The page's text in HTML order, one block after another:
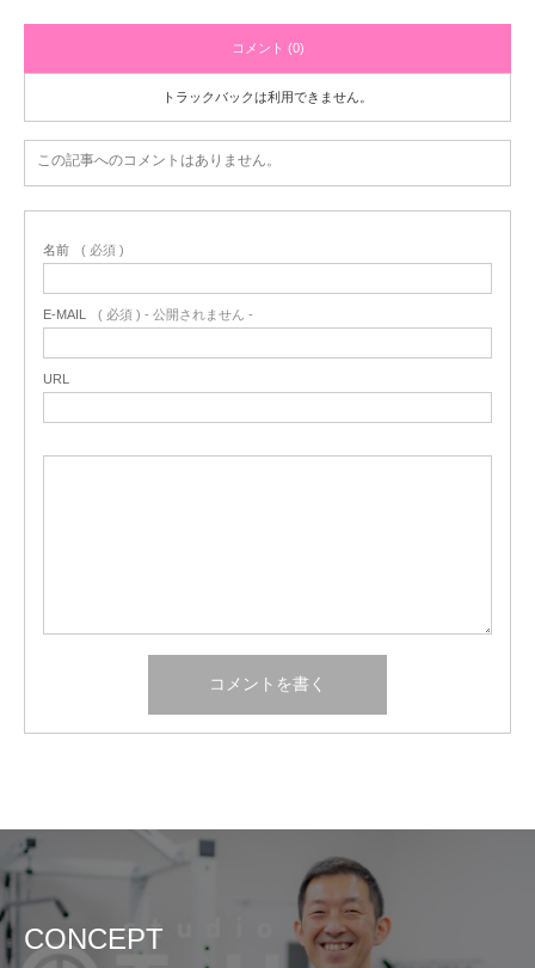
コメント (0)
トラックバックは利用できません。
この記事へのコメントはありません。
名前 ( 必須 )
E-MAIL ( 必須 ) - 公開されません -
URL
CONCEPT